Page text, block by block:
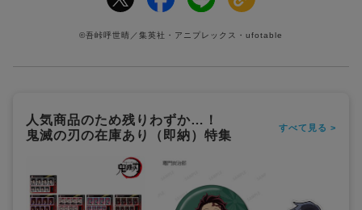
©吾峠呼世晴／集英社・アニプレックス・ufotable
人気商品のため残りわずか…！
鬼滅の刃の在庫あり（即納）特集
すべて見る >